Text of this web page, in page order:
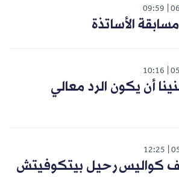
09:59
الأساتذة
10:16
أن يكون الرد معالي
12:25
كواليس رحيل بيتكوفيتش